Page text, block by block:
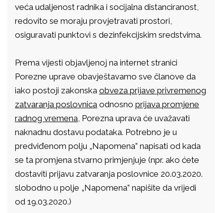
veća udaljenost radnika i socijalna distanciranost,
redovito se moraju provjetravati prostori,
osiguravati punktovi s dezinfekcijskim sredstvima.
Prema vijesti objavljenoj na internet stranici
Porezne uprave obavještavamo sve članove da
iako postoji zakonska obveza prijave privremenog
zatvaranja poslovnica odnosno prijava promjene
radnog vremena, Porezna uprava će uvažavati
naknadnu dostavu podataka. Potrebno je u
predviđenom polju „Napomena” napisati od kada
se ta promjena stvarno primjenjuje (npr. ako ćete
dostaviti prijavu zatvaranja poslovnice 20.03.2020.
slobodno u polje „Napomena” napišite da vrijedi
od 19.03.2020.)